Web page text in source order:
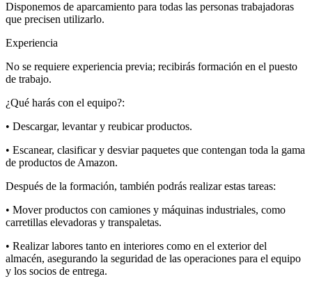
Disponemos de aparcamiento para todas las personas trabajadoras
que precisen utilizarlo.
Experiencia
No se requiere experiencia previa; recibirás formación en el puesto
de trabajo.
¿Qué harás con el equipo?:
• Descargar, levantar y reubicar productos.
• Escanear, clasificar y desviar paquetes que contengan toda la gama
de productos de Amazon.
Después de la formación, también podrás realizar estas tareas:
• Mover productos con camiones y máquinas industriales, como
carretillas elevadoras y transpaletas.
• Realizar labores tanto en interiores como en el exterior del
almacén, asegurando la seguridad de las operaciones para el equipo
y los socios de entrega.